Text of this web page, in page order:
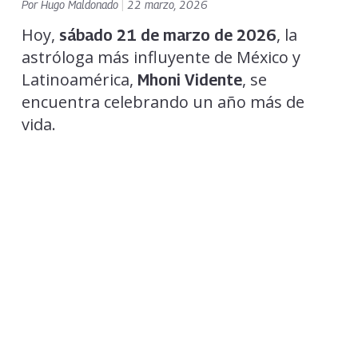
PorHugo Maldonado 22 marzo, 2026
Hoy, sábado 21 de marzo de 2026, la
astróloga más influyente de México y
Latinoamérica, Mhoni Vidente, se
encuentra celebrando un año más de
vida.